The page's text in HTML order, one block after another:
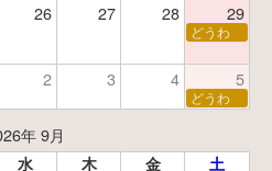
26 27 28 29
どうわ
はなし会
2 3 4 5
どうわ
年 9月
水 木 金 土